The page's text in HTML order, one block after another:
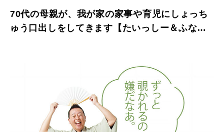
70代の母親が、我が家の家事や育児にしょっち
ゅう口出しをしてきます【たいっしー＆ふなっ